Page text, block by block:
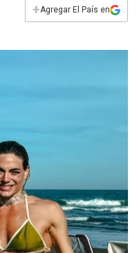
+Agregar El País en